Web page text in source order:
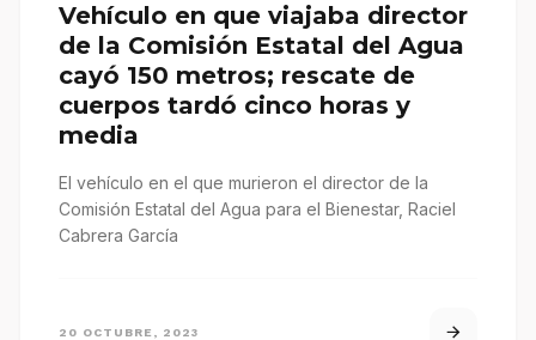
Vehículo en que viajaba director
de la Comisión Estatal del Agua
cayó 150 metros; rescate de
cuerpos tardó cinco horas y
media
El vehículo en el que murieron el director de la
Comisión Estatal del Agua para el Bienestar, Raciel
Cabrera García
20 OCTUBRE, 2023